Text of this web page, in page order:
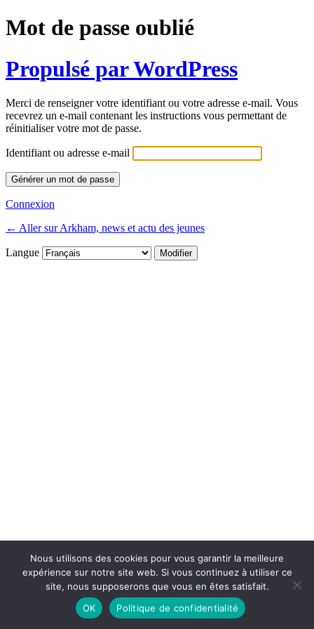
Mot de passe oublié
Propulsé par WordPress
Merci de renseigner votre identifiant ou votre adresse e-mail. Vous
recevrez un e-mail contenant les instructions vous permettant de
réinitialiser votre mot de passe.
Identifiant ou adresse e-mail
Connexion
← Aller sur Arkham, news et actu des jeunes
Langue
Nous utilisons des cookies pour vous garantir la meilleure
expérience sur notre site web. Si vous continuez à utiliser ce
site, nous supposerons que vous en êtes satisfait.
OK
Politique de confidentialité